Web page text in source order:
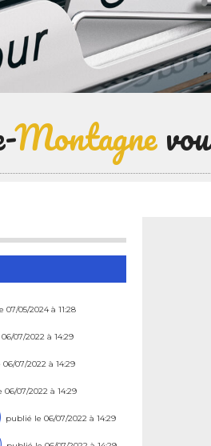
Montagne
07/05/2024 à 11:28
07/2022 à 14:29
07/2022 à 14:29
07/2022 à 14:29
publié le 06/07/2022 à 14:29